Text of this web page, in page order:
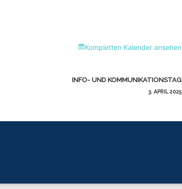
Kompletten Kalender ansehen
INFO- UND KOMMUNIKATIONSTAG
3. APRIL 2025